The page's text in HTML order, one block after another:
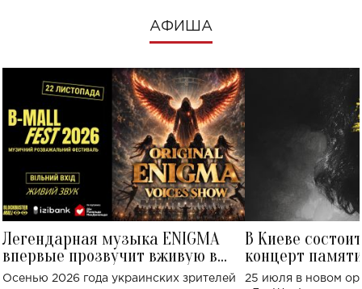
АФИША
Легендарная музыка ENIGMA
впервые прозвучит вживую в
Украине: где состоится концерт
Осенью 2026 года украинских зрителей
В Киеве
концерт
Клименко:
25 июля в новом